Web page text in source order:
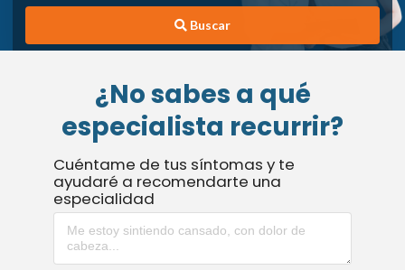
Buscar
¿No sabes a qué
especialista recurrir?
Cuéntame de tus síntomas y te
ayudaré a recomendarte una
especialidad